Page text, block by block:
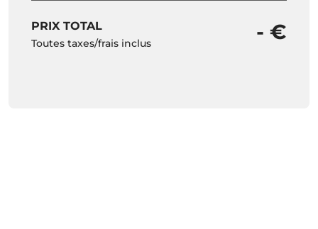
PRIX TOTAL
Toutes taxes/frais inclus - €